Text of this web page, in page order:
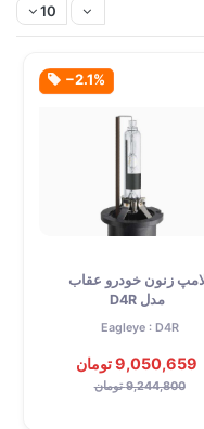
10
‎−2.1%
زنون خودرو عقاب
مدل D4R
Eagleye : D4R
9,050,659 تومان
9,244,800 تومان